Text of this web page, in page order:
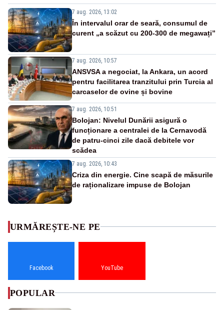
7 aug. 2026, 13:02
În intervalul orar de seară, consumul de
curent „a scăzut cu 200-300 de megawați”
7 aug. 2026, 10:57
ANSVSA a negociat, la Ankara, un acord
pentru facilitarea tranzitului prin Turcia al
carcaselor de ovine și bovine
7 aug. 2026, 10:51
Bolojan: Nivelul Dunării asigură o
funcționare a centralei de la Cernavodă
de patru-cinci zile dacă debitele vor
scădea
7 aug. 2026, 10:43
Criza din energie. Cine scapă de măsurile
de raționalizare impuse de Bolojan
URMĂREȘTE-NE PE
Facebook YouTube
POPULAR